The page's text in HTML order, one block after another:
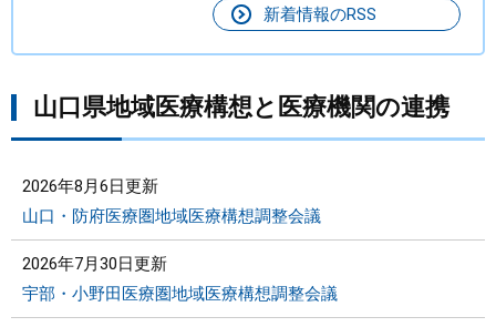
新着情報のRSS
山口県地域医療構想と医療機関の連携
2026年8月6日更新
山口・防府医療圏地域医療構想調整会議
2026年7月30日更新
宇部・小野田医療圏地域医療構想調整会議